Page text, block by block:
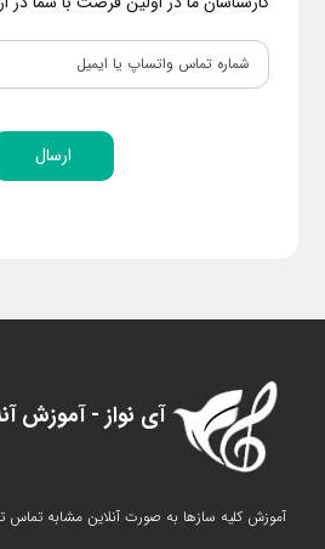
ارسال
آی نواز - آموزش
آموزش کلیه سازها به صورت آنلاین مشابه